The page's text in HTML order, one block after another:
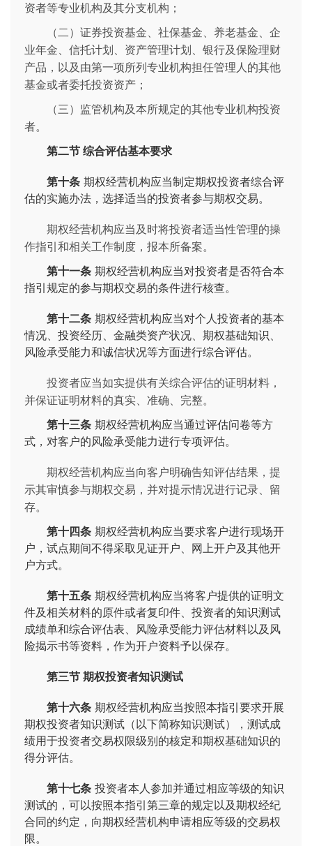
资者等专业机构及其分支机构；
（二）证券投资基金、社保基金、养老基金、企
业年金、信托计划、资产管理计划、银行及保险理财
产品，以及由第一项所列专业机构担任管理人的其他
基金或者委托投资资产；
（三）监管机构及本所规定的其他专业机构投资
者。
第二节 综合评估基本要求
第十条 期权经营机构应当制定期权投资者综合评
估的实施办法，选择适当的投资者参与期权交易。
期权经营机构应当及时将投资者适当性管理的操
作指引和相关工作制度，报本所备案。
第十一条 期权经营机构应当对投资者是否符合本
指引规定的参与期权交易的条件进行核查。
第十二条 期权经营机构应当对个人投资者的基本
情况、投资经历、金融类资产状况、期权基础知识、
风险承受能力和诚信状况等方面进行综合评估。
投资者应当如实提供有关综合评估的证明材料，
并保证证明材料的真实、准确、完整。
第十三条 期权经营机构应当通过评估问卷等方
式，对客户的风险承受能力进行专项评估。
期权经营机构应当向客户明确告知评估结果，提
示其审慎参与期权交易，并对提示情况进行记录、留
存。
第十四条 期权经营机构应当要求客户进行现场开
户，试点期间不得采取见证开户、网上开户及其他开
户方式。
第十五条 期权经营机构应当将客户提供的证明文
件及相关材料的原件或者复印件、投资者的知识测试
成绩单和综合评估表、风险承受能力评估材料以及风
险揭示书等资料，作为开户资料予以保存。
第三节 期权投资者知识测试
第十六条 期权经营机构应当按照本指引要求开展
期权投资者知识测试（以下简称知识测试），测试成
绩用于投资者交易权限级别的核定和期权基础知识的
得分评估。
第十七条 投资者本人参加并通过相应等级的知识
测试的，可以按照本指引第三章的规定以及期权经纪
合同的约定，向期权经营机构申请相应等级的交易权
限。